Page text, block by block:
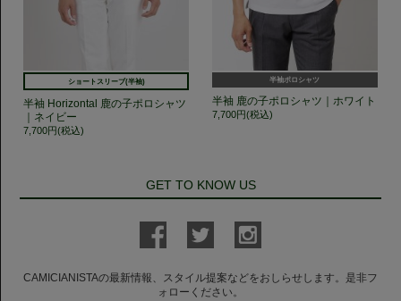
ショートスリーブ(半袖)
半袖 Horizontal 鹿の子ポロシャツ
｜ネイビー
7,700円(税込)
半袖ポロシャツ
半袖 鹿の子ポロシャツ｜ホワイト
7,700円(税込)
GET TO KNOW US
CAMICIANISTAの最新情報、スタイル提案などをおしらせします。是非フ
ォローください。